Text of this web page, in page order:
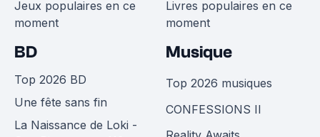
Jeux populaires en ce
moment
Livres populaires en ce
moment
BD
Top 2026 BD
Une fête sans fin
La Naissance de Loki -
Musique
Top 2026 musiques
CONFESSIONS II